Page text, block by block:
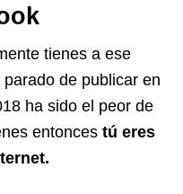
tienes a ese
de publicar en
ha sido el peor de
entonces tú eres